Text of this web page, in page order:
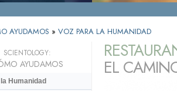
AYUDAMOS » VOZ PARA LA HUMANIDAD
EL
SCIENTOLOGY:
AYUDAMOS
Humanidad